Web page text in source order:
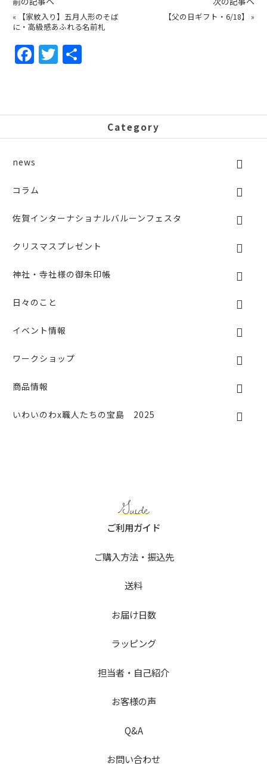
« 【家紋入り】五月人形のそば
に・高級感あふれる名前札
【父の日ギフト・6/18】 »
F
e
b
o
k
T
er
Category
news
コラム
佐賀インターナショナルバルーンフェスタ
クリスマスプレゼント
神社・寺社様の御朱印帳
日々のこと
イベント情報
ワークショップ
商品情報
いわいのわx職人たちの宝島 2025
Guide
ご利用ガイド
ご購入方法・振込先
送料
お届け日数
ラッピング
担当者・自己紹介
お客様の声
Q&A
お問い合わせ